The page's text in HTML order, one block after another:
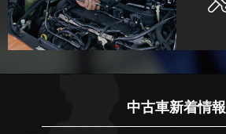
中古車新着情報